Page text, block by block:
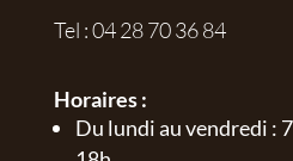
Tel :04 28 70 36 84
Horaires :
Du lundi au vendredi :